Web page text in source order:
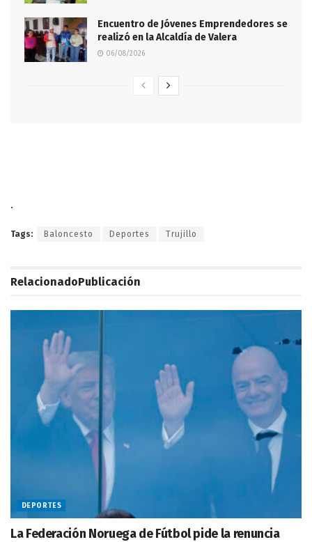
Encuentro de Jóvenes Emprendedores se
realizó en la Alcaldía de Valera
06/08/2026
.
Tags: Baloncesto Deportes Trujillo
RelacionadoPublicación
DEPORTES
La Federación Noruega de Fútbol pide la renuncia